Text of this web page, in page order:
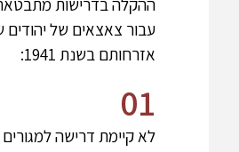
ההקלה בדרישות מתבטאת
אזרחותם בשנת 1941:
01
לא קיימת דרישה